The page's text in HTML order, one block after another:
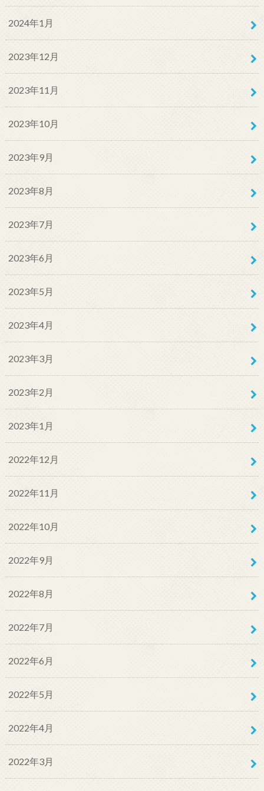
2024年1月
2023年12月
2023年11月
2023年10月
2023年9月
2023年8月
2023年7月
2023年6月
2023年5月
2023年4月
2023年3月
2023年2月
2023年1月
2022年12月
2022年11月
2022年10月
2022年9月
2022年8月
2022年7月
2022年6月
2022年5月
2022年4月
2022年3月